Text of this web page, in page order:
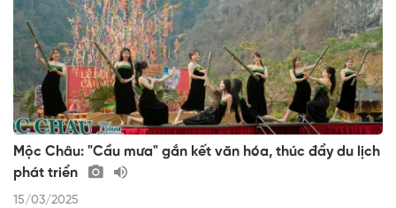
Mộc Châu: "Cầu mưa" gắn kết văn hóa, thúc đẩy du lịch
phát triển
15/03/2025